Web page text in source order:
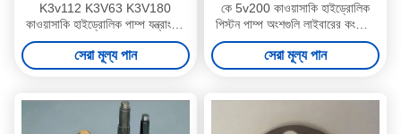
K3v112 K3V63 K3V180
কাওয়াসাকি হাইড্রোলিক পাম্প যন্ত্রাংশ /
খননকারী পাম্প যন্ত্রাংশ
সেরা মূল্য পান
কে 5v200 কাওয়াসাকি হাইড্রোলিক
পিস্টন পাম্প অংশগুলি লাইবারের কংক্রিট
মিক্সার গাড়ির জন্য
সেরা মূল্য পান